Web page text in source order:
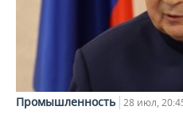
Промышленность 28 июл,